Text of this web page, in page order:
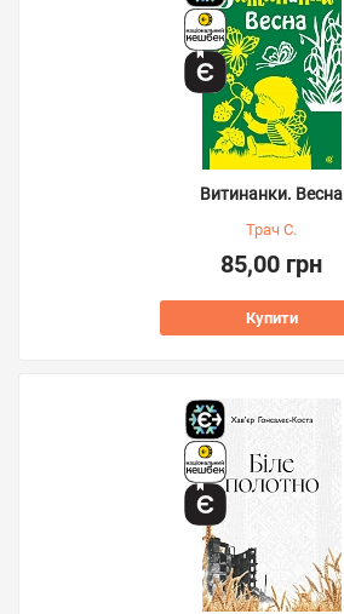
Витинанки. Весна
Трач С.
85,00 грн
Купити